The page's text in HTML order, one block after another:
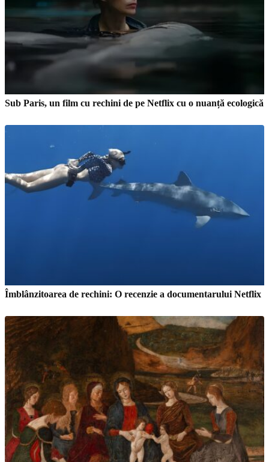
Sub Paris, un film cu rechini de pe Netflix cu o nuanță ecologică
Îmblânzitoarea de rechini: O recenzie a documentarului Netflix